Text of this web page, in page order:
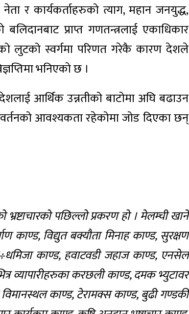
र कार्यकर्ताहरुको त्याग, महान जनयुद्ध,
प्राप्त गणतन्त्रलाई एकाधिकार
लुटको स्वर्गमा परिणत गरेकै कारण देशले
भनिएको छ ।
देशलाई आर्थिक उन्नतीको बाटोमा अघि बढाउन
आवश्यकता रहेकोमा जोड दिएका छन्
पछिल्लो प्रकरण हो । मेलम्ची खाने
काण्ड, विद्युत बक्यौता मिनाह काण्ड, सुरक्षण
काण्ड, हवाटवडी जहाज काण्ड, एनसेल
व्यापारीहरुका करछली काण्ड, दमक भ्युटावर
विमानस्थल काण्ड, टेरामक्स काण्ड, बुढी गण्डकी